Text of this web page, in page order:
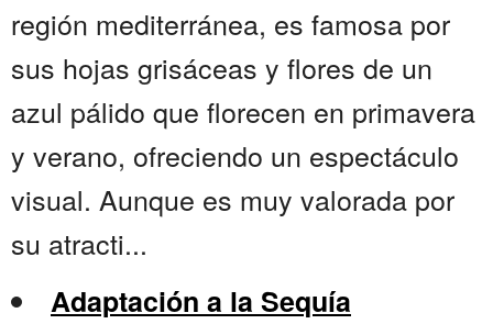
región mediterránea, es famosa por
sus hojas grisáceas y flores de un
azul pálido que florecen en primavera
y verano, ofreciendo un espectáculo
visual. Aunque es muy valorada por
su atracti...
Adaptación a la Sequía